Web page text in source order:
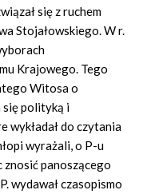
się z ruchem
Stojałowskiego. W r.
Krajowego. Tego
Witosa o
się polityką i
wykładał do czytania
wyrażali, o P-u
znosić panoszącego
wydawał czasopismo